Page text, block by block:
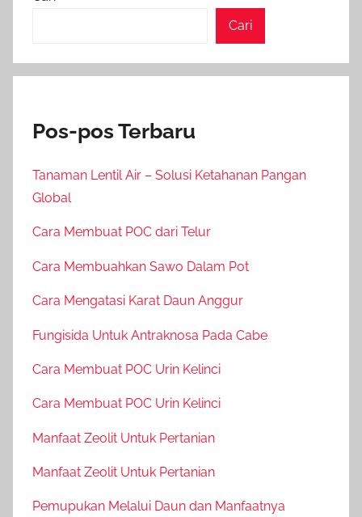
Cari
Pos-pos Terbaru
Tanaman Lentil Air – Solusi Ketahanan Pangan
Global
Cara Membuat POC dari Telur
Cara Membuahkan Sawo Dalam Pot
Cara Mengatasi Karat Daun Anggur
Fungisida Untuk Antraknosa Pada Cabe
Cara Membuat POC Urin Kelinci
Cara Membuat POC Urin Kelinci
Manfaat Zeolit Untuk Pertanian
Manfaat Zeolit Untuk Pertanian
Pemupukan Melalui Daun dan Manfaatnya